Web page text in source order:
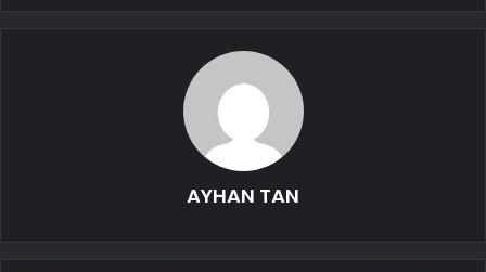
AYHAN TAN